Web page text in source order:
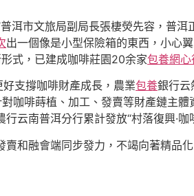
洱市文旅局副局長張棲熒先容，普洱
出一個像是小型保險箱的東西，小心
式，已建成咖啡莊園20余家包養網心
支撐咖啡財產成長，農業包養銀行云
咖啡蒔植、加工、發賣等財產鏈主體
云南普洱分行累計發放“村落復興·咖
賣和融會端同步發力，不竭向著精品